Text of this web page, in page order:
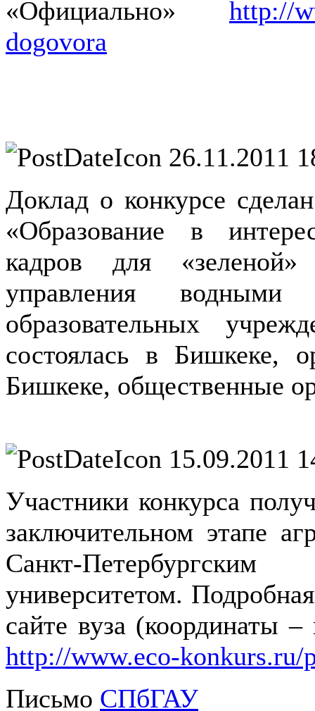
«Официально» http://
dogovora
26.11.2011
Доклад о конкурсе
«Образование в
кадров для
управления водными
образовательных
состоялась в Бишкеке,
Бишкеке, общественные
15.09.2011
Участники конкурса
заключительном этапе
Санкт-Петербургским
университетом.
сайте вуза (координаты
http://www.eco-konkurs.ru/
Письмо СПбГАУ